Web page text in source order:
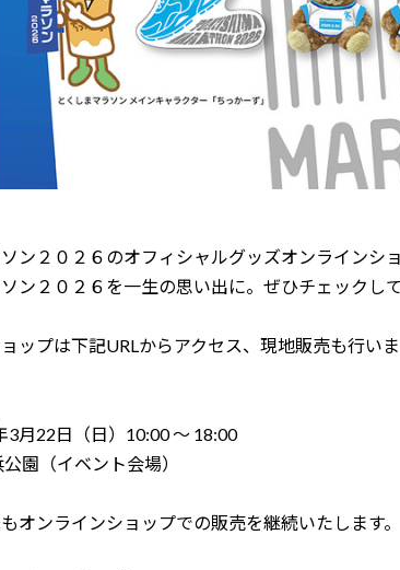
ン２０２６のオフィシャルグッズオンラインシ
ン２０２６を一生の思い出に。ぜひチェックし
ップは下記URLからアクセス、現地販売も行いま
3月22日（日）10:00 〜 18:00
園（イベント会場）
オンラインショップでの販売を継続いたします。